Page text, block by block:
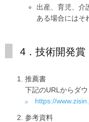
出産、育児、介
ある場合にはそ
4．技術開発賞
推薦書
下記のURLからダウ
https://
参考資料